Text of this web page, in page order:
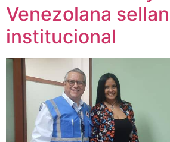
Venezolana
institucional